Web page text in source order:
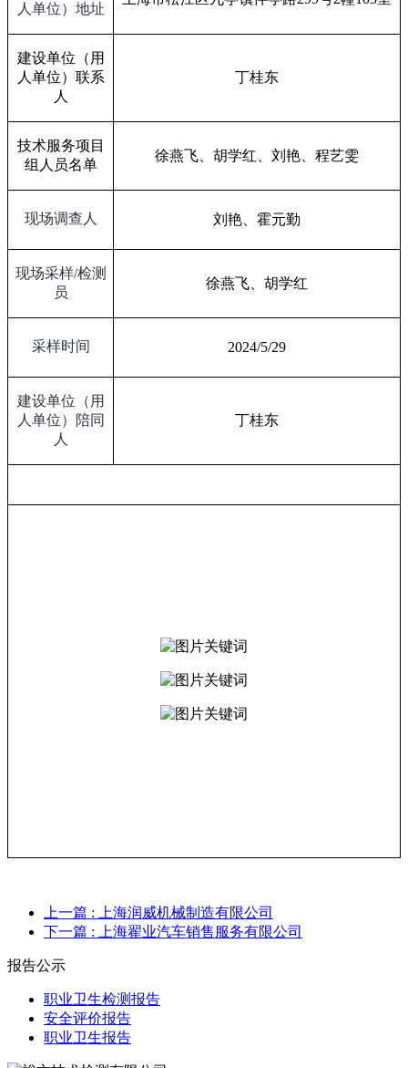
人单位）地址
建设单位（用
人单位）联系
人
丁桂东
技术服务项目
组人员名单
徐燕飞、胡学红、刘艳、程艺雯
现场调查人 刘艳、霍元勤
现场采样/检测
员
徐燕飞、胡学红
采样时间 2024/5/29
建设单位（用
人单位）陪同
人
丁桂东
上一篇 : 上海润威机械制造有限公司
下一篇 : 上海翟业汽车销售服务有限公司
报告公示
职业卫生检测报告
安全评价报告
职业卫生报告